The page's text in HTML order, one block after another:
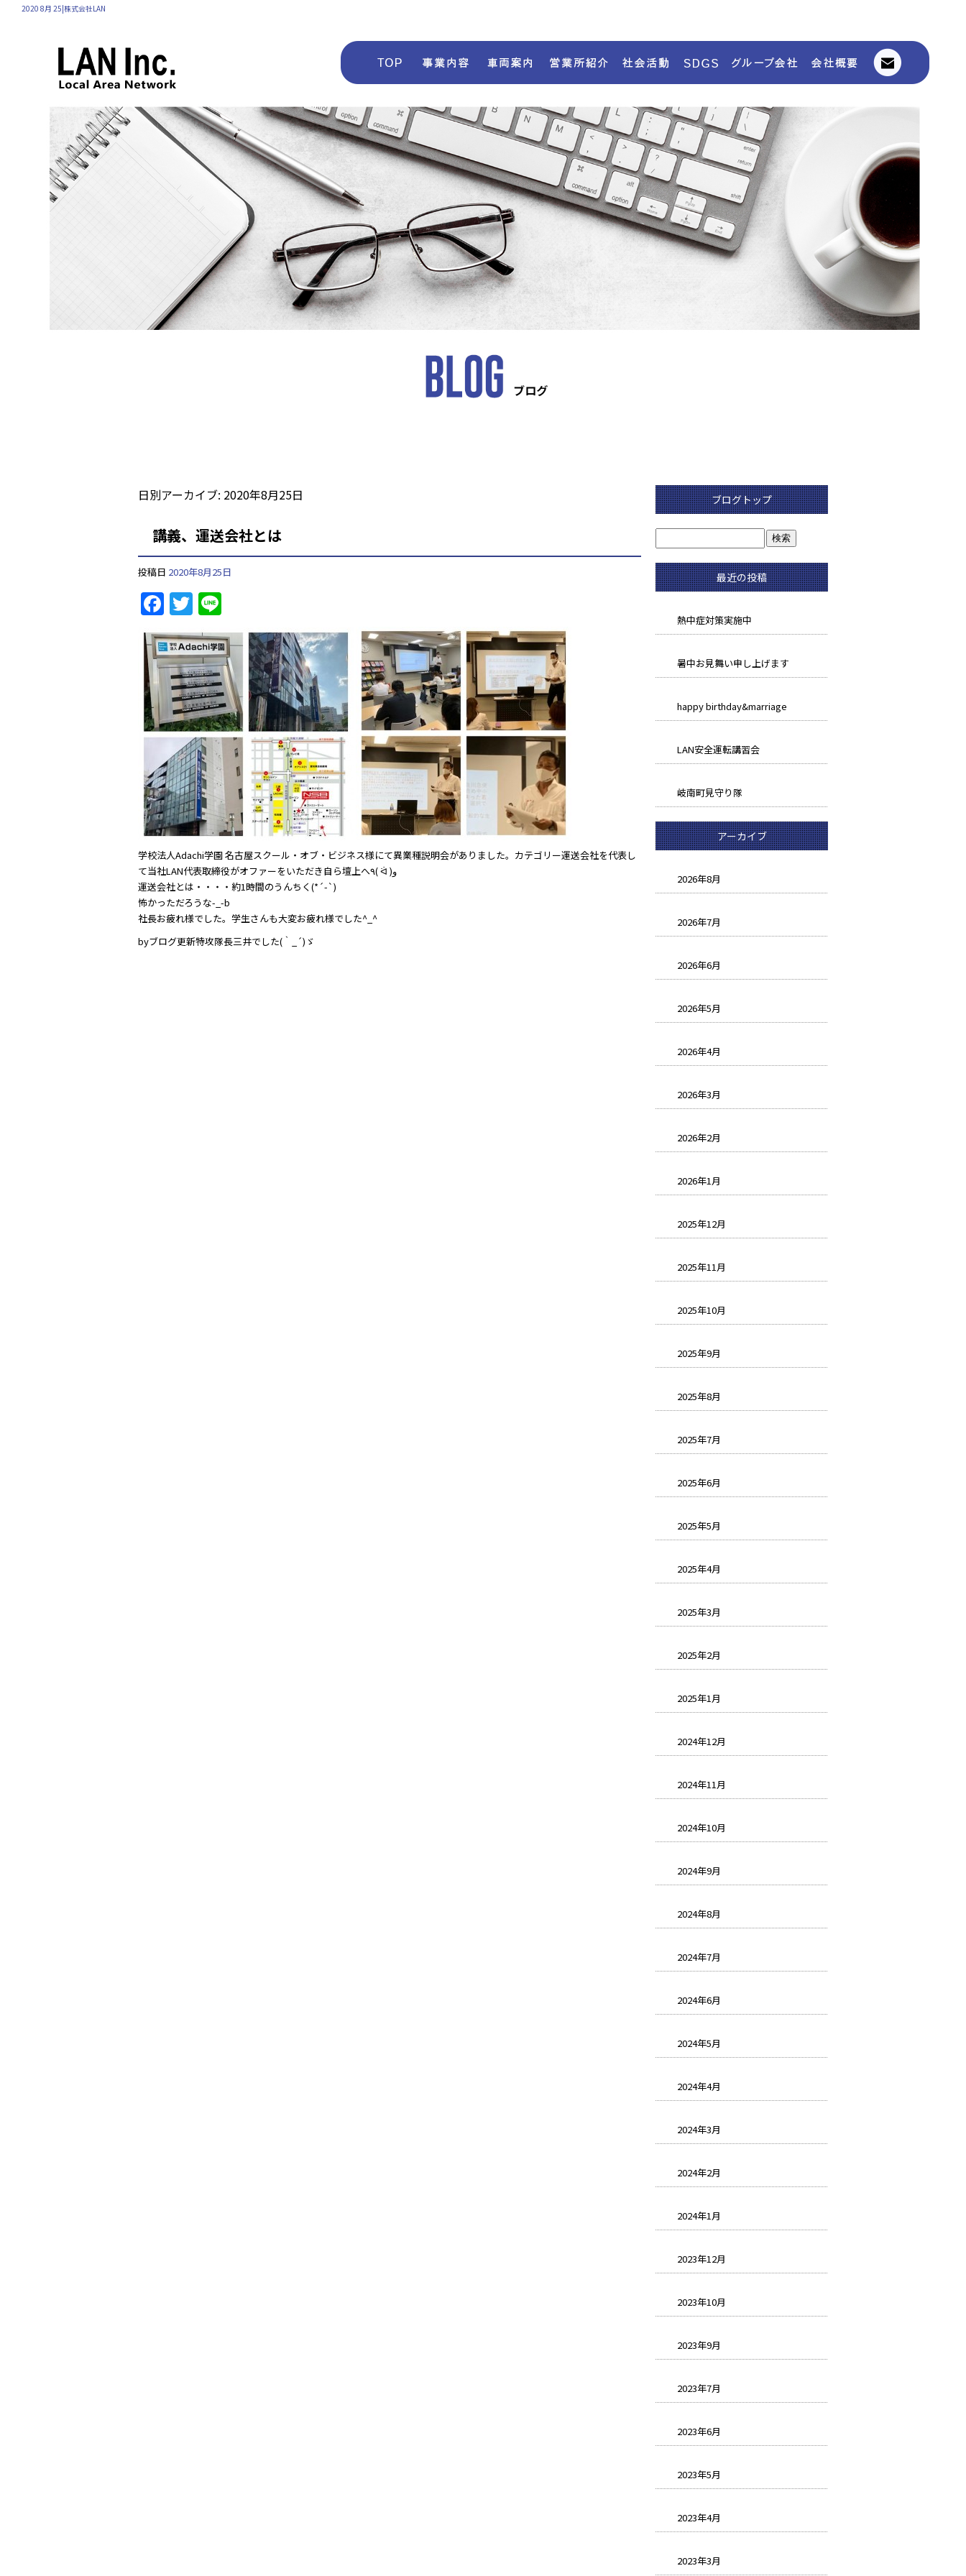
2020 8月 25|株式会社LAN
日別アーカイブ: 2020年8月25日
講義、運送会社とは
投稿日 2020年8月25日
F
a
c
e
b
o
o
k
T
w
itt
er
n
e
学校法人Adachi学園 名古屋スクール・オブ・ビジネス様にて異業種説明会がありました。カテゴリー運送会社を代表し
て当社LAN代表取締役がオファーをいただき自ら壇上へ٩( ᐛ )و
運送会社とは・・・・約1時間のうんちく(*´-`)
怖かっただろうな-_-b
社長お疲れ様でした。学生さんも大変お疲れ様でした^_^
byブログ更新特攻隊長三井でした(｀_´)ゞ
ブログトップ
最近の投稿
熱中症対策実施中
暑中お見舞い申し上げます
happy birthday&marriage
LAN安全運転講習会
岐南町見守り隊
アーカイブ
2026年8月
2026年7月
2026年6月
2026年5月
2026年4月
2026年3月
2026年2月
2026年1月
2025年12月
2025年11月
2025年10月
2025年9月
2025年8月
2025年7月
2025年6月
2025年5月
2025年4月
2025年3月
2025年2月
2025年1月
2024年12月
2024年11月
2024年10月
2024年9月
2024年8月
2024年7月
2024年6月
2024年5月
2024年4月
2024年3月
2024年2月
2024年1月
2023年12月
2023年10月
2023年9月
2023年7月
2023年6月
2023年5月
2023年4月
2023年3月